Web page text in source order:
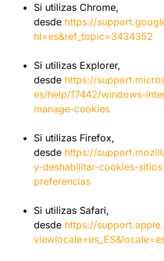
Si utilizas Chrome,
desde https://
hl=es&ref_topic=3434352
Si utilizas Explorer,
desde https://
es/help/17442/windows-
manage-cookies
Si utilizas Firefox,
desde https://
y-deshabilitar-cookies-
preferencias
Si utilizas Safari,
desde https://